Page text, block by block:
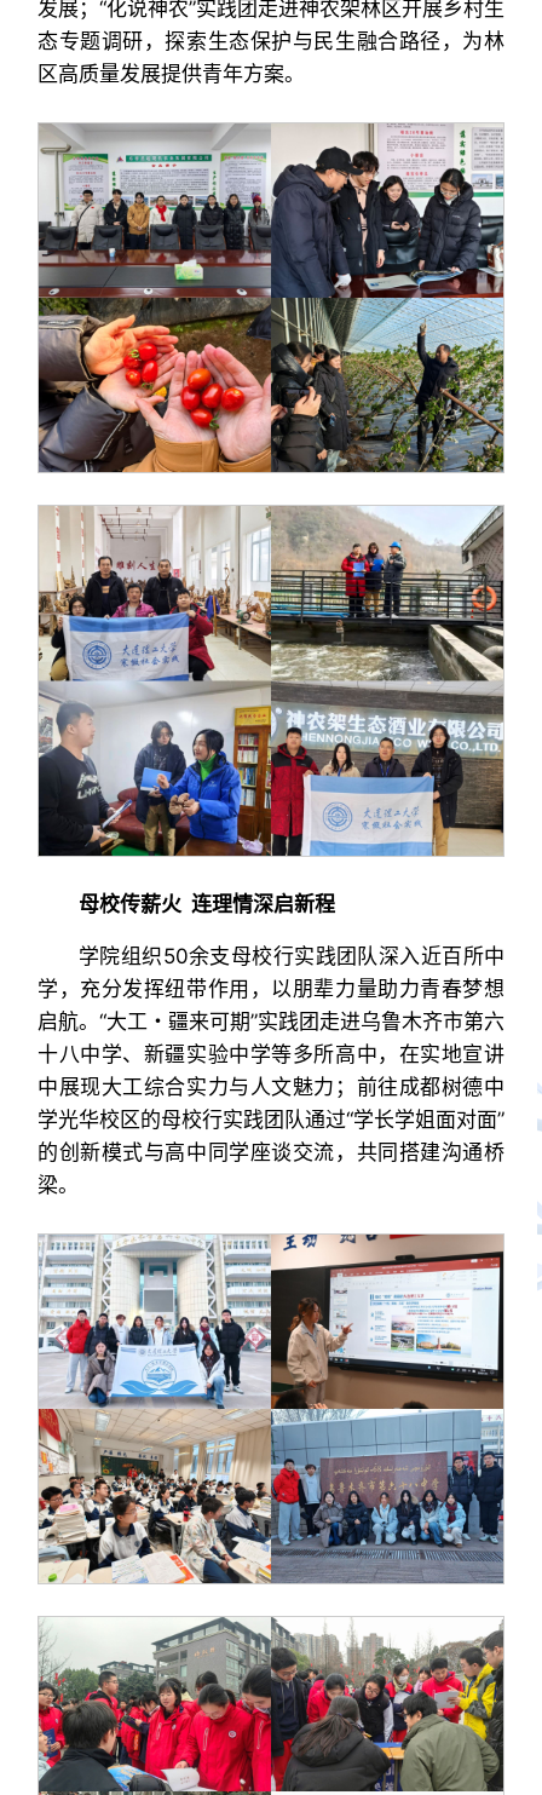
发展；“化说神农”实践团走进神农架林区开展乡村生
态专题调研，探索生态保护与民生融合路径，为林
区高质量发展提供青年方案。
母校传薪火 连理情深启新程
学院组织50余支母校行实践团队深入近百所中
学，充分发挥纽带作用，以朋辈力量助力青春梦想
启航。“大工・疆来可期”实践团走进乌鲁木齐市第六
十八中学、新疆实验中学等多所高中，在实地宣讲
中展现大工综合实力与人文魅力；前往成都树德中
学光华校区的母校行实践团队通过“学长学姐面对面”
的创新模式与高中同学座谈交流，共同搭建沟通桥
梁。